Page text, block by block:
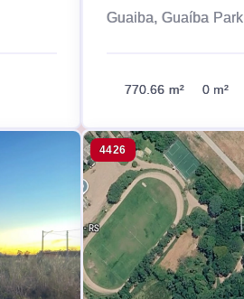
Guaiba, Guaíba Park
770.66 m² 0 m²
4426